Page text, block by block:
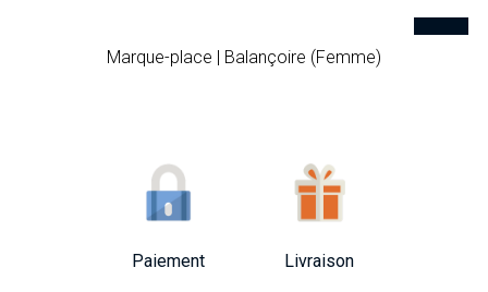
Marque-place | Balançoire (Femme)
Paiement Livraison